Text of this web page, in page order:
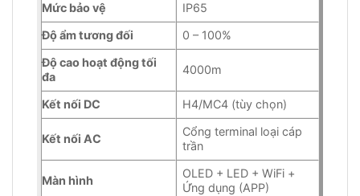
Mức bảo vệ
IP65
Độ ẩm tương đối
0 – 100%
Độ cao hoạt động tối
đa
4000m
Kết nối DC H4/MC4 (tùy chọn)
Kết nối AC
Cổng terminal loại cáp
trần
Màn hình
OLED + LED + WiFi +
Ứng dụng (APP)